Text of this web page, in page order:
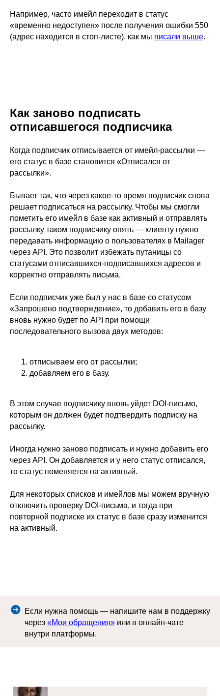
Например, часто имейл переходит в статус
«временно недоступен» после получения ошибки 550
(адрес находится в стоп-листе), как мы писали выше.
Как заново подписать
отписавшегося подписчика
Когда подписчик отписывается от имейл-рассылки —
его статус в базе становится «Отписался от
рассылки».
Бывает так, что через какое-то время подписчик снова
решает подписаться на рассылку. Чтобы мы смогли
пометить его имейл в базе как активный и отправлять
рассылку таком подписчику опять — клиенту нужно
передавать информацию о пользователях в Mailager
через API. Это позволит избежать путаницы со
статусами отписавшихся-подписавшихся адресов и
корректно отправлять письма.
Если подписчик уже был у нас в базе со статусом
«Запрошено подтверждение», то добавить его в базу
вновь нужно будет по API при помощи
последовательного вызова двух методов:
отписываем его от рассылки;
добавляем его в базу.
В этом случае подписчику вновь уйдет DOI-письмо,
которым он должен будет подтвердить подписку на
рассылку.
Иногда нужно заново подписать и нужно добавить его
через API. Он добавляется и у него статус отписался,
то статус поменяется на активный.
Для некоторых списков и имейлов мы можем вручную
отключить проверку DOI-письма, и тогда при
повторной подписке их статус в базе сразу изменится
на активный.
Если нужна помощь — напишите нам в поддержку
через «Мои обращения» или в онлайн-чате
внутри платформы.